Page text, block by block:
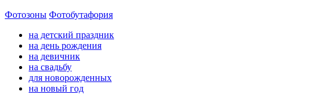
Фотозоны Фотобутафория
на детский праздник
на день рождения
на девичник
на свадьбу
для новорожденных
на новый год